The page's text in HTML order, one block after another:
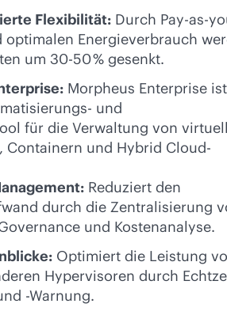
Flexibilität: Durch Pay-as-
optimalen Energieverbrauch
um 30-50 % gesenkt.
Morpheus Enterprise
und
für die Verwaltung von
Containern und Hybrid Cloud-
Reduziert den
durch die Zentralisierung
und Kostenanalyse.
Optimiert die Leistung
Hypervisoren durch
-Warnung.